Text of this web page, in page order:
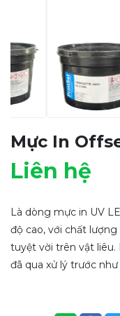
Mực In
Liên hệ
Là dòng mực in UV
độ cao, với chất
tuyệt vời trên vật
đã qua xử lý trước như